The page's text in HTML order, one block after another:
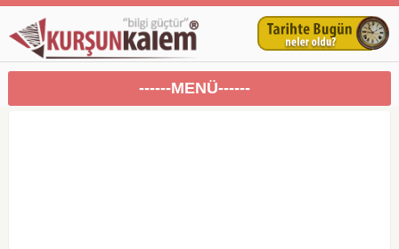
------MENÜ------